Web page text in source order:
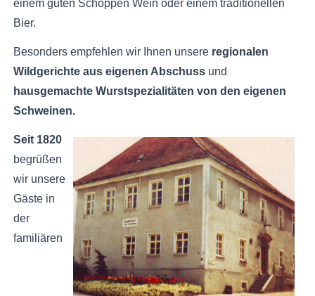
einem guten Schoppen Wein oder einem traditionellen
Bier.
Besonders empfehlen wir Ihnen unsere regionalen
Wildgerichte aus eigenen Abschuss und
hausgemachte Wurstspezialitäten von den eigenen
Schweinen.
Seit 1820
begrüßen
wir unsere
Gäste in
der
familiären